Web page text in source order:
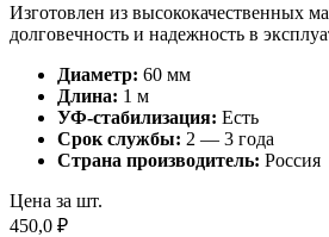
Изготовлен из высококачественных
долговечность и надежность в
Диаметр: 60 мм
Длина: 1 м
УФ-стабилизация: Есть
Срок службы: 2 — 3 года
Страна производитель: Россия
Цена за шт.
450,0 ₽